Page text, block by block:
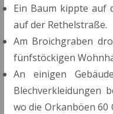
Ein Baum kippte auf
auf der Rethelstraße.
Am Broichgraben
fünfstöckigen
An einigen
Blechverkleidungen
wo die Orkanböen 60